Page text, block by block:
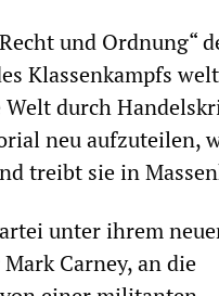
und Ordnung“
Klassenkampfs
durch
neu aufzuteilen,
treibt sie in
unter ihrem
Carney, an die